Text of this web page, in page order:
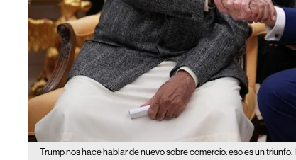
Trump nos hace hablar de nuevo sobre comercio: eso es un triunfo.